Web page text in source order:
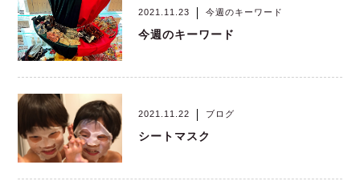
2021.11.23 今週のキーワード
今週のキーワード
2021.11.22 ブログ
シートマスク